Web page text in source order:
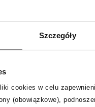
Szczegóły
cookies w celu
(obowiązkowe),
DODAJ DO